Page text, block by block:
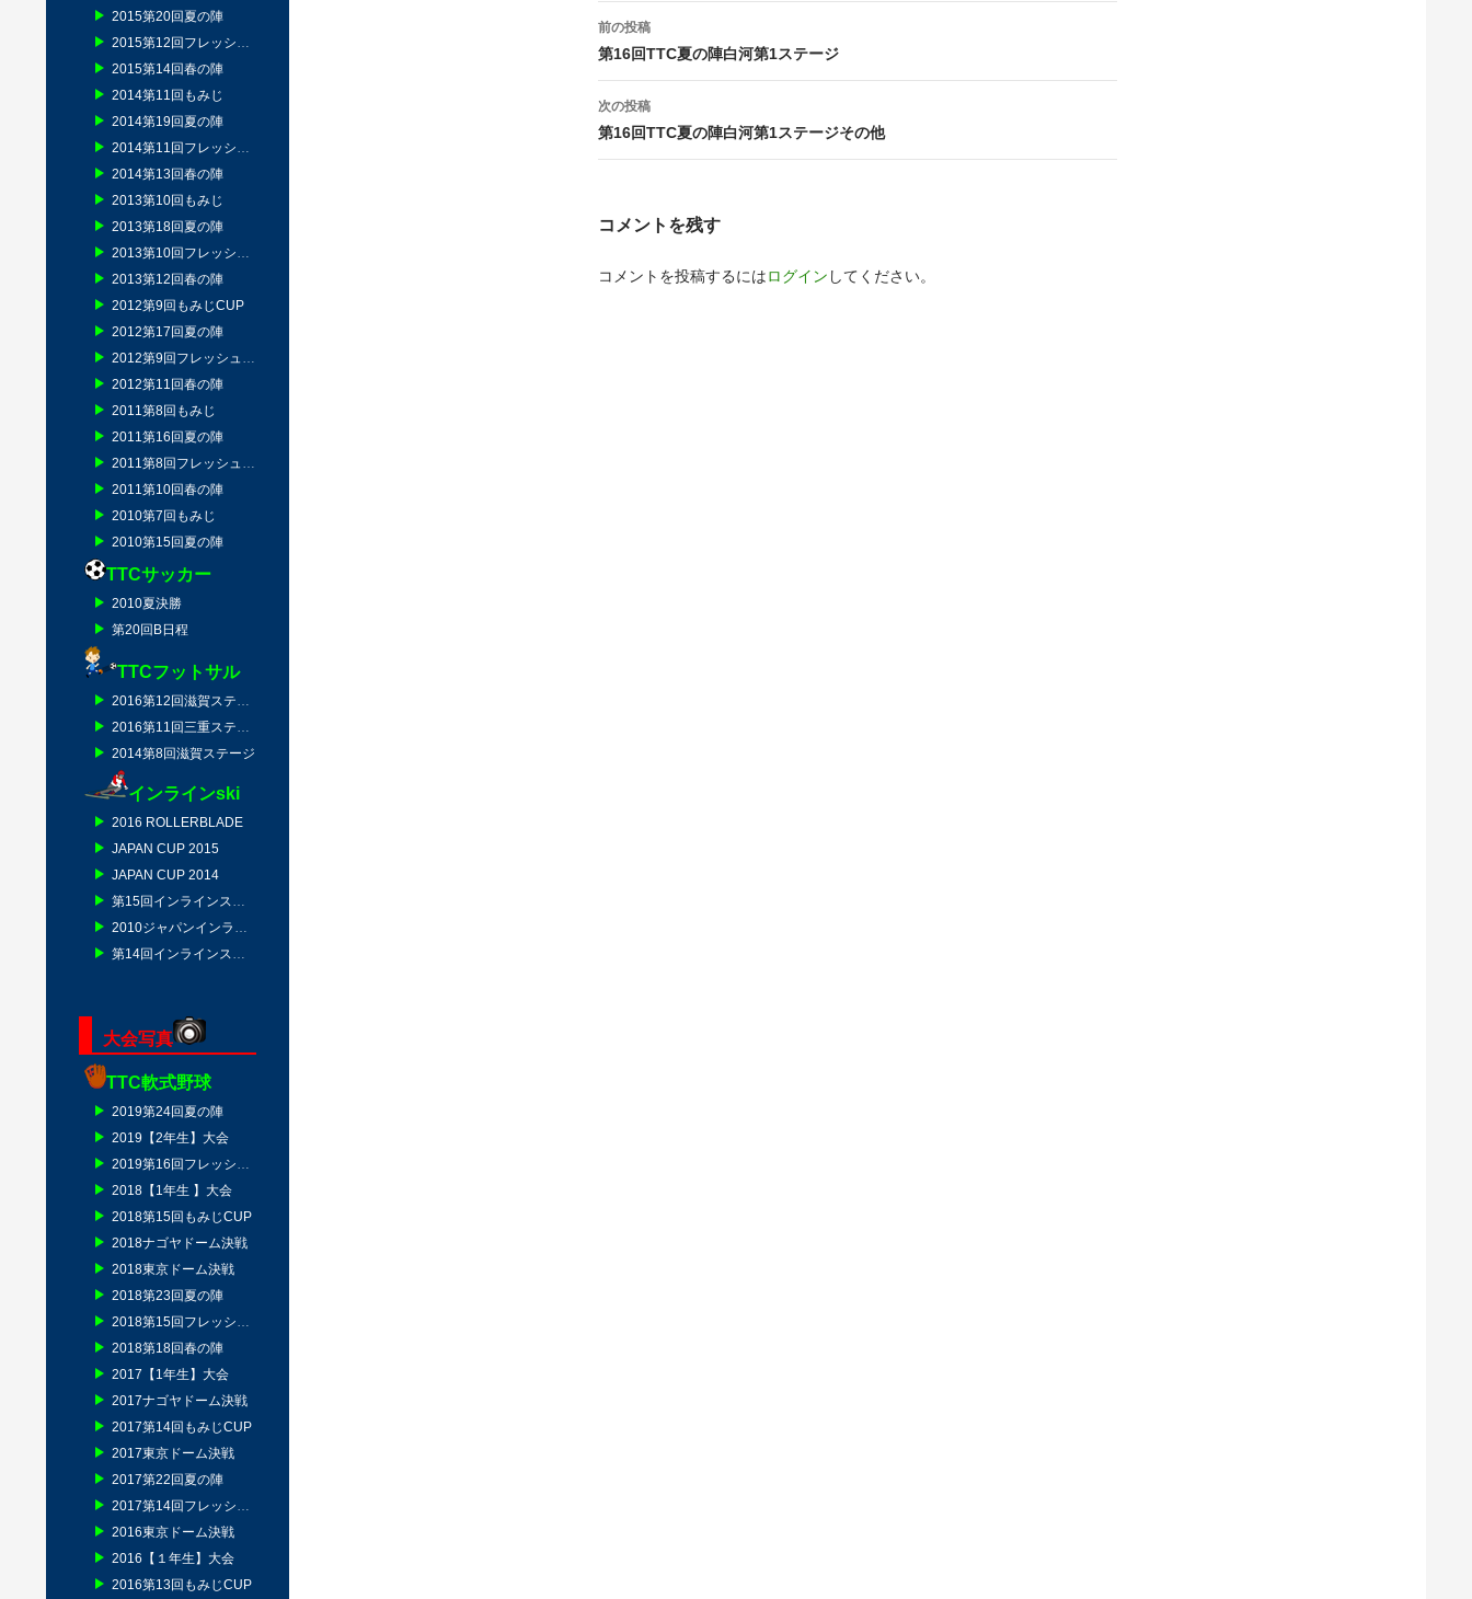
投
稿
ナ
ビ
ョ
前の投稿
第16回TTC夏の陣白河第1ステージ
次の投稿
第16回TTC夏の陣白河第1ステージその他
コメントを残す
コメントを投稿するにはログイン してください。
2015第20回夏の陣
2015第12回フレッシュマン
2015第14回春の陣
2014第11回もみじ
2014第19回夏の陣
2014第11回フレッシュマン
2014第13回春の陣
2013第10回もみじ
2013第18回夏の陣
2013第10回フレッシュマン
2013第12回春の陣
2012第9回もみじCUP
2012第17回夏の陣
2012第9回フレッシュマン
2012第11回春の陣
2011第8回もみじ
2011第16回夏の陣
2011第8回フレッシュマン
2011第10回春の陣
2010第7回もみじ
2010第15回夏の陣
TTCサッカー
2010夏決勝
第20回B日程
TTCフットサル
2016第12回滋賀ステージ
2016第11回三重ステージ
2014第8回滋賀ステージ
インラインski
2016 ROLLERBLADE
JAPAN CUP 2015
JAPAN CUP 2014
第15回インラインスキー技術選
2010ジャパンインラインスキー
第14回インラインスキー技術選
大会写真
TTC軟式野球
2019第24回夏の陣
2019【2年生】大会
2019第16回フレッシュマン
2018【1年生 】大会
2018第15回もみじCUP
2018ナゴヤドーム決戦
2018東京ドーム決戦
2018第23回夏の陣
2018第15回フレッシュマン
2018第18回春の陣
2017【1年生】大会
2017ナゴヤドーム決戦
2017第14回もみじCUP
2017東京ドーム決戦
2017第22回夏の陣
2017第14回フレッシュマン
2016東京ドーム決戦
2016【１年生】大会
2016第13回もみじCUP